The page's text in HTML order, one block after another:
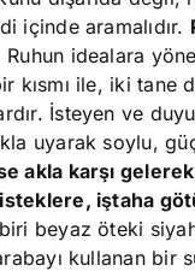
içinde aramalıdır.
Ruhun idealara
kısmı ile, iki tane
İsteyen ve
uyarak soylu,
akla karşı
iştaha
beyaz öteki
kullanan bir